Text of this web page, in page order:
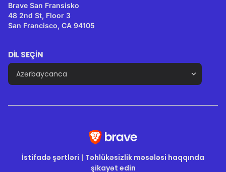
Brave San Fransisko
48 2nd St, Floor 3
San Francisco, CA 94105
DIL SEÇIN
İstifadə şərtləri | Təhlükəsizlik məsələsi haqqında
şikayət edin